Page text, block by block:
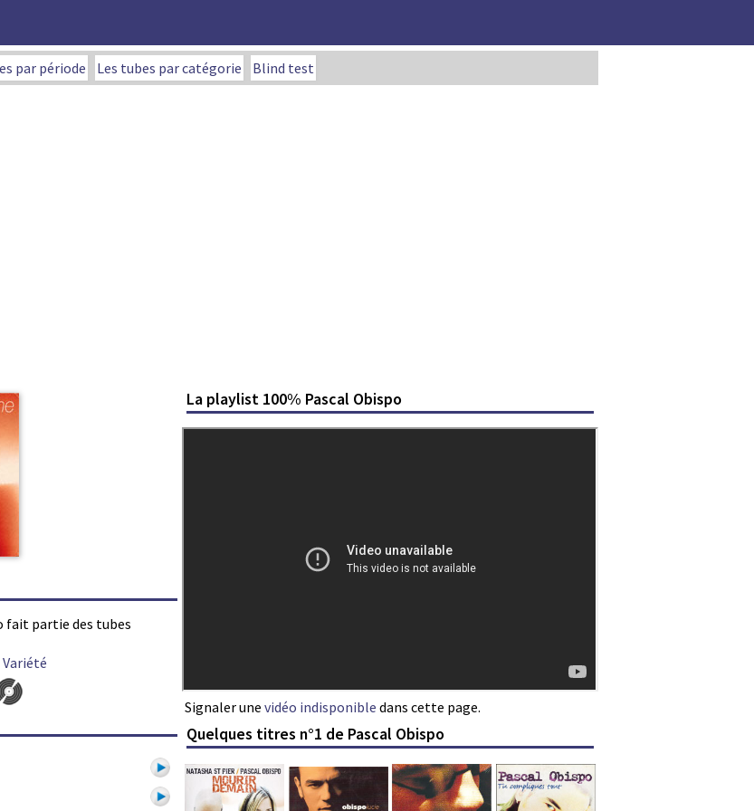
par période Les tubes par catégorie Blind test
fait partie des tubes
Variété
La playlist 100% Pascal Obispo
Signaler une vidéo indisponible dans cette page.
Quelques titres n°1 de Pascal Obispo